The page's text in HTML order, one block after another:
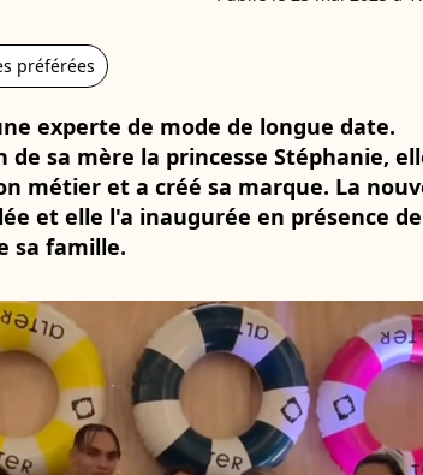
préférées
experte de mode de longue date.
de sa mère la princesse Stéphanie,
métier et a créé sa marque. La
et elle l'a inaugurée en présence de
sa famille.